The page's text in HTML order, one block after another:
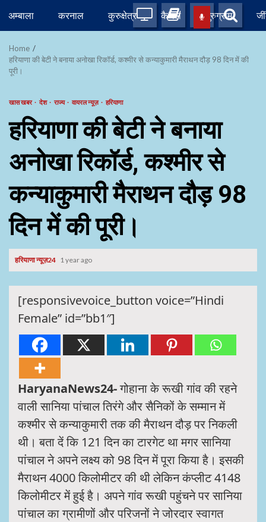
content
अम्बाला करनाल कुरुक्षेत्र कैथल गुरुग्राम
Home
हरियाणा की बेटी ने बनाया अनोखा रिकॉर्ड, कश्मीर से कन्याकुमारी मैराथन दौड़ 98 दिन में की
पूरी।
खास खबर देश राज्य वायरल न्यूज़ हरियाणा
हरियाणा की बेटी ने बनाया
अनोखा रिकॉर्ड, कश्मीर से
कन्याकुमारी मैराथन दौड़ 98
दिन में की पूरी।
हरियाणा न्यूज़24 1 year ago
[responsivevoice_button voice=”Hindi
Female” id=”bb1″]
HaryanaNews24-गोहाना के रूखी गांव की रहने
वाली सानिया पांचाल तिरंगे और सैनिकों के सम्मान में
कश्मीर से कन्याकुमारी तक की मैराथन दौड़ पर निकली
थी। बता दें कि 121 दिन का टारगेट था मगर सानिया
पांचाल ने अपने लक्ष्य को 98 दिन में पूरा किया है। इसकी
मैराथन 4000 किलोमीटर की थी लेकिन कंप्लीट 4148
किलोमीटर में हुई है। अपने गांव रूखी पहुंचने पर सानिया
पांचाल का ग्रामीणों और परिजनों ने जोरदार स्वागत